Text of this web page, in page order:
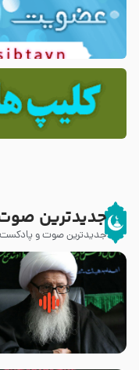
جدیدترین
جدیدترین صوت و
زوّار اربعین امام حسین (علیه
السلام) با این اشتیاق به